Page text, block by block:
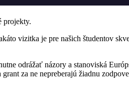
projekty.
vizitka je pre našich študentov
odrážať názory a stanoviská
za ne nepreberajú žiadnu